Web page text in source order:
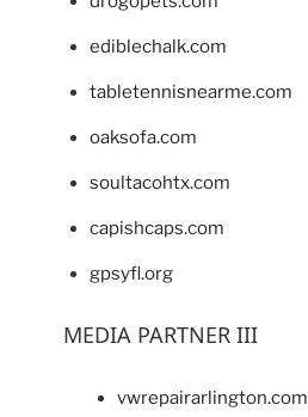
ediblechalk.com
tabletennisnearme.com
oaksofa.com
soultacohtx.com
capishcaps.com
gpsyfl.org
MEDIA PARTNER III
vwrepairarlington.com